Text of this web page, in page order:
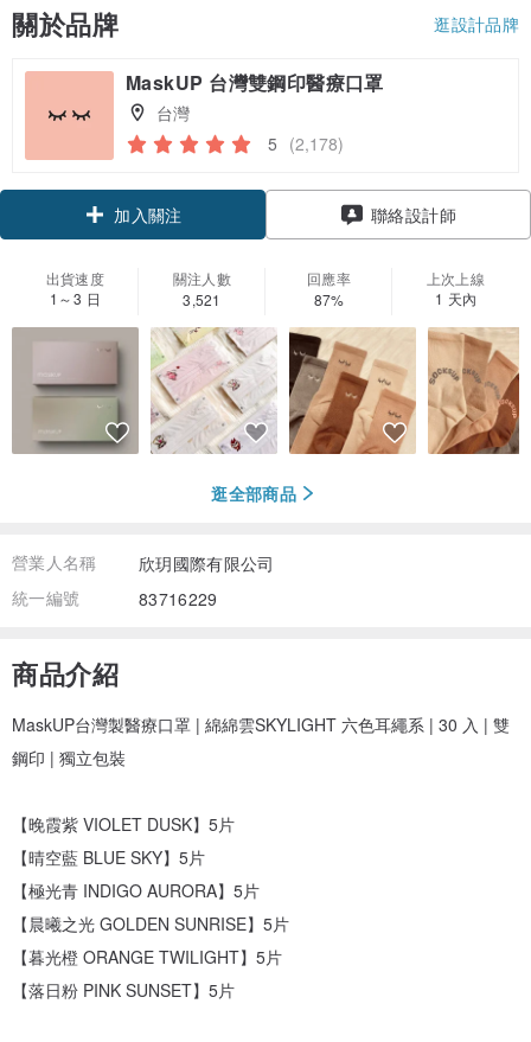
關於品牌 逛設計品牌
MaskUP 台灣雙鋼印醫療口罩
台灣
5 (2,178)
加入關注 聯絡設計師
出貨速度
1～3 日
關注人數
3,521
回應率
87%
上次上線
1 天內
逛全部商品
營業人名稱
欣玥國際有限公司
統一編號
83716229
商品介紹
MaskUP台灣製醫療口罩 | 綿綿雲SKYLIGHT 六色耳繩系 | 30 入 | 雙
鋼印 | 獨立包裝
【晚霞紫 VIOLET DUSK】5片
【晴空藍 BLUE SKY】5片
【極光青 INDIGO AURORA】5片
【晨曦之光 GOLDEN SUNRISE】5片
【暮光橙 ORANGE TWILIGHT】5片
【落日粉 PINK SUNSET】5片